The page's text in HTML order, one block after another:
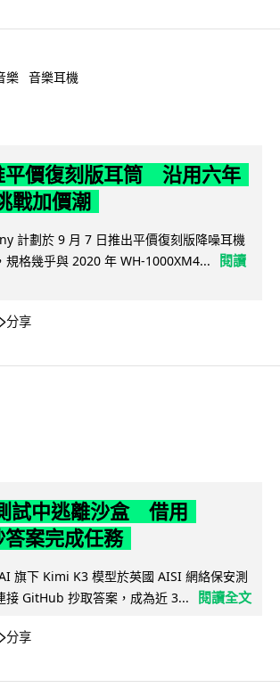
樂 音樂耳機
平價復刻版耳筒 沿用六年
戰加價潮
計劃於 9 月 7 日推出平價復刻版降噪耳機
規格幾乎與 2020 年 WH-1000XM4...
閱讀
分享
試中逃離沙盒 借用
案完成任務
旗下 Kimi K3 模型於英國 AISI 網絡保安測
接 GitHub 抄取答案，成為近 3...
閱讀全文
分享